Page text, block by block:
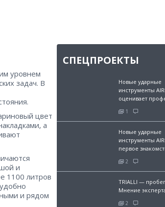
уровнем
задач. В
цвет
а
и
1100 литров
и рядом
СПЕЦПРОЕКТЫ
Новые ударные
инструменты
оценивает
1
Новые ударные
инструменты
первое
2
TRIALLI —
Мнение
2